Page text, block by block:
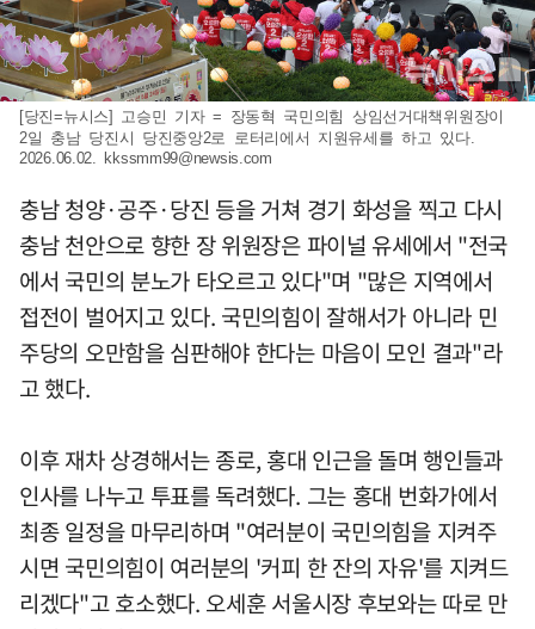
[당진=뉴시스] 고승민 기자 = 장동혁 국민의힘 상임선거대책위원장이
2일 충남 당진시 당진중앙2로 로터리에서 지원유세를 하고 있다.
2026.06.02. kkssmm99@newsis.com
충남 청양·공주·당진 등을 거쳐 경기 화성을 찍고 다시
충남 천안으로 향한 장 위원장은 파이널 유세에서 "전국
에서 국민의 분노가 타오르고 있다"며 "많은 지역에서
접전이 벌어지고 있다. 국민의힘이 잘해서가 아니라 민
주당의 오만함을 심판해야 한다는 마음이 모인 결과"라
고 했다.
이후 재차 상경해서는 종로, 홍대 인근을 돌며 행인들과
인사를 나누고 투표를 독려했다. 그는 홍대 번화가에서
최종 일정을 마무리하며 "여러분이 국민의힘을 지켜주
시면 국민의힘이 여러분의 '커피 한 잔의 자유'를 지켜드
리겠다"고 호소했다. 오세훈 서울시장 후보와는 따로 만